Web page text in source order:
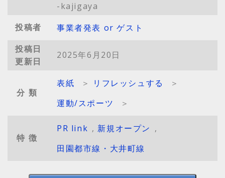
-kajigaya
投稿者
事業者発表 or ゲスト
投稿日
更新日
2025年6月20日
分類
表紙 ＞ リフレッシュする
＞
運動/スポーツ
＞
特徴
PR link , 新規オープン ,
田園都市線・大井町線